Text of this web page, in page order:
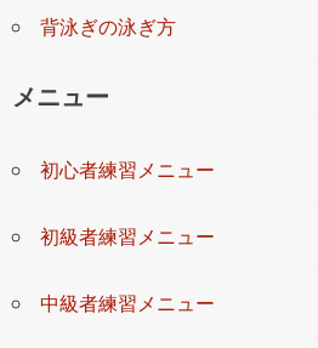
背泳ぎの泳ぎ方
メニュー
初心者練習メニュー
初級者練習メニュー
中級者練習メニュー